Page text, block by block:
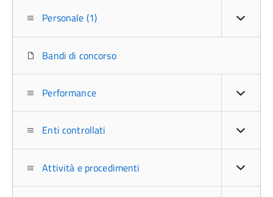
Personale (1)
Bandi di concorso
Performance
Enti controllati
Attività e procedimenti